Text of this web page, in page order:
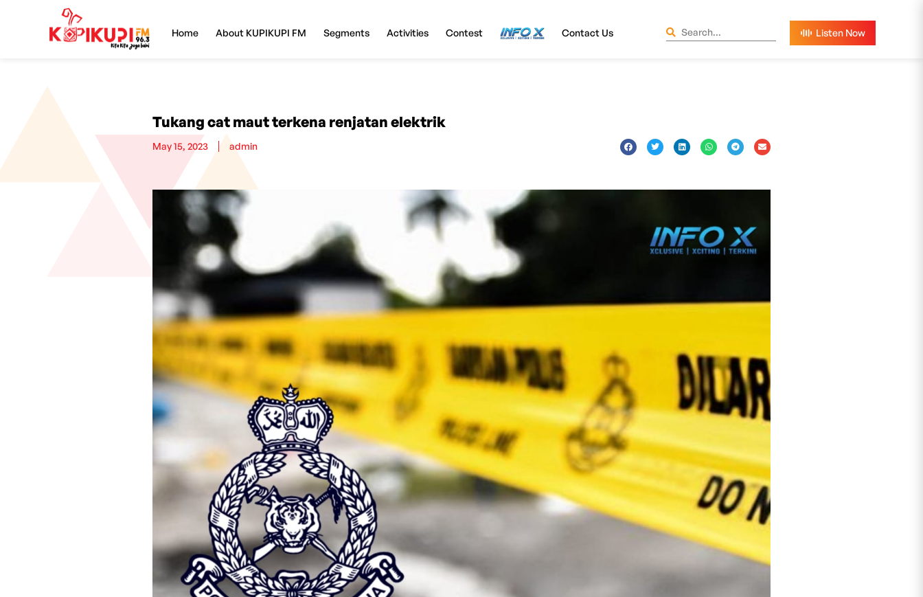
Home About KUPIKUPI FM Segments Activities Contest InfoX Contact Us
Tukang cat maut terkena renjatan elektrik
May 15, 2023 admin